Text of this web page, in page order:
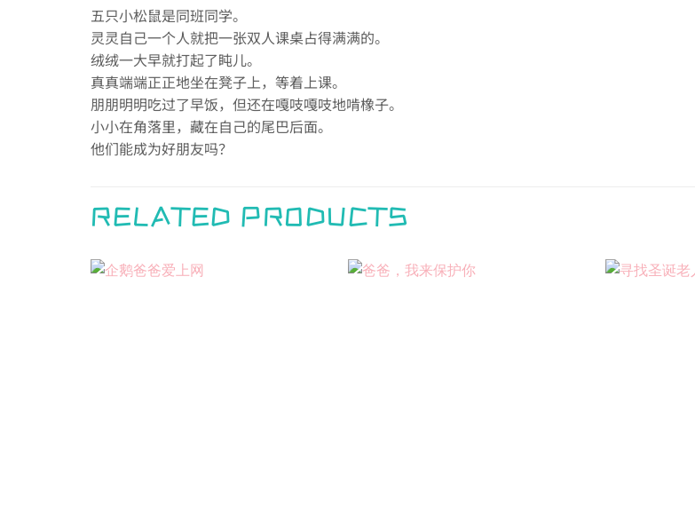
五只小松鼠是同班同学。
灵灵自己一个人就把一张双人课桌占得满满的。
绒绒一大早就打起了盹儿。
真真端端正正地坐在凳子上，等着上课。
朋朋明明吃过了早饭，但还在嘎吱嘎吱地啃橡子。
小小在角落里，藏在自己的尾巴后面。
他们能成为好朋友吗？
RELATED PRODUCTS